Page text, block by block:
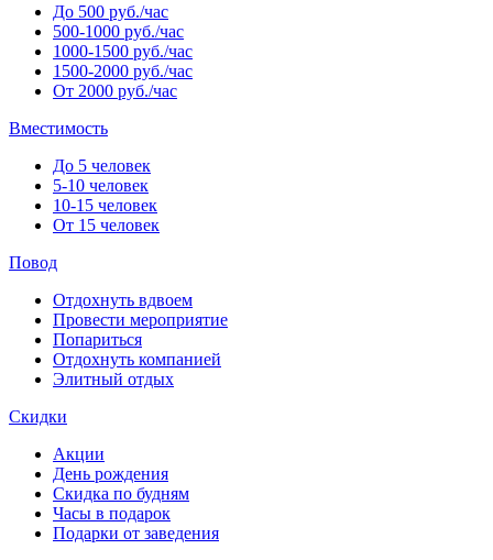
До 500 руб./час
500-1000 руб./час
1000-1500 руб./час
1500-2000 руб./час
От 2000 руб./час
Вместимость
До 5 человек
5-10 человек
10-15 человек
От 15 человек
Повод
Отдохнуть вдвоем
Провести мероприятие
Попариться
Отдохнуть компанией
Элитный отдых
Скидки
Акции
День рождения
Скидка по будням
Часы в подарок
Подарки от заведения